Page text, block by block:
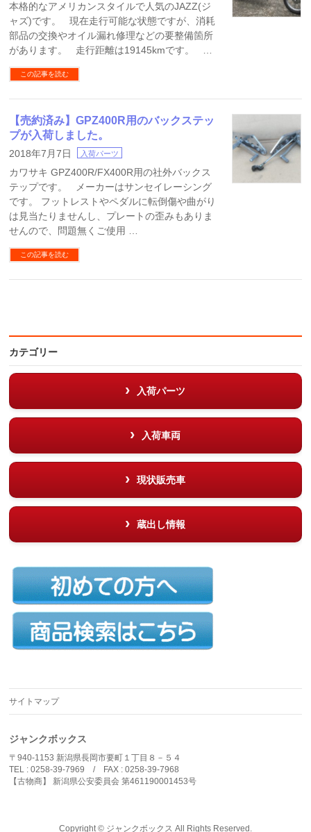
本格的なアメリカンスタイルで人気のJAZZ(ジ
ャズ)です。 現在走行可能な状態ですが、消耗
部品の交換やオイル漏れ修理などの要整備箇所
があります。 走行距離は19145kmです。 …
この記事を読む
【売約済み】GPZ400R用のバックステッ
プが入荷しました。
2018年7月7日 入荷パーツ
カワサキ GPZ400R/FX400R用の社外バックス
テップです。 メーカーはサンセイレーシング
です。 フットレストやペダルに転倒傷や曲がり
は見当たりませんし、プレートの歪みもありま
せんので、問題無くご使用 …
この記事を読む
カテゴリー
入荷パーツ
入荷車両
現状販売車
蔵出し情報
サイトマップ
ジャンクボックス
〒940-1153 新潟県長岡市要町１丁目８－５４
TEL : 0258-39-7969 / FAX : 0258-39-7968
【古物商】 新潟県公安委員会 第461190001453号
Copyright © ジャンクボックス All Rights Reserved.